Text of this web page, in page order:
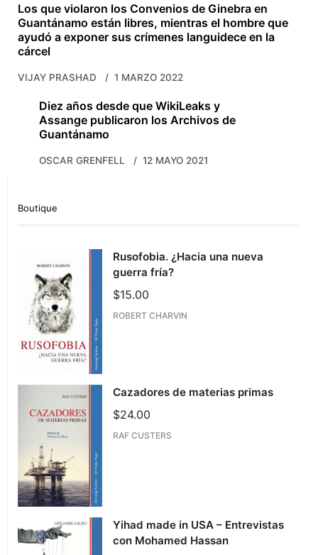
Los que violaron los Convenios de Ginebra en
Guantánamo están libres, mientras el hombre que
ayudó a exponer sus crímenes languidece en la
cárcel
VIJAY PRASHAD 1 MARZO 2022
Diez años desde que WikiLeaks y
Assange publicaron los Archivos de
Guantánamo
OSCAR GRENFELL 12 MAYO 2021
Boutique
Rusofobia. ¿Hacia una nueva
guerra fría?
$15.00
ROBERT CHARVIN
Cazadores de materias primas
$24.00
RAF CUSTERS
Yihad made in USA – Entrevistas
con Mohamed Hassan